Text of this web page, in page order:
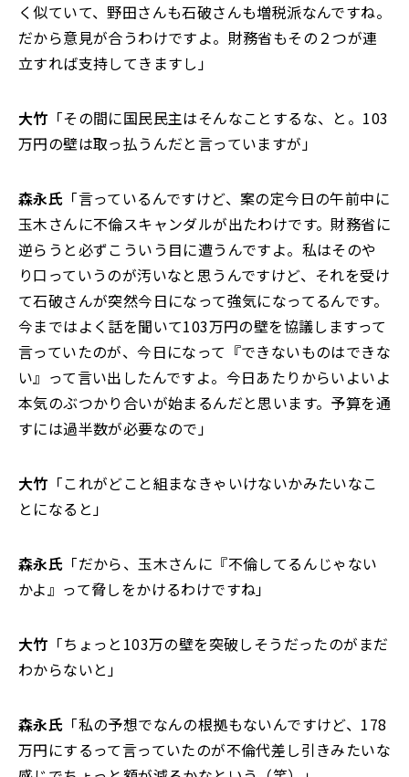
く似ていて、野田さんも石破さんも増税派なんですね。
だから意見が合うわけですよ。財務省もその２つが連
立すれば支持してきますし」
大竹 「その間に国民民主はそんなことするな、と。103
万円の壁は取っ払うんだと言っていますが」
森永氏 「言っているんですけど、案の定今日の午前中に
玉木さんに不倫スキャンダルが出たわけです。財務省に
逆らうと必ずこういう目に遭うんですよ。私はそのや
り口っていうのが汚いなと思うんですけど、それを受け
て石破さんが突然今日になって強気になってるんです。
今まではよく話を聞いて103万円の壁を協議しますって
言っていたのが、今日になって『できないものはできな
い』って言い出したんですよ。今日あたりからいよいよ
本気のぶつかり合いが始まるんだと思います。予算を通
すには過半数が必要なので」
大竹 「これがどこと組まなきゃいけないかみたいなこ
とになると」
森永氏 「だから、玉木さんに『不倫してるんじゃない
かよ』って脅しをかけるわけですね」
大竹 「ちょっと103万の壁を突破しそうだったのがまだ
わからないと」
森永氏 「私の予想でなんの根拠もないんですけど、178
万円にするって言っていたのが不倫代差し引きみたいな